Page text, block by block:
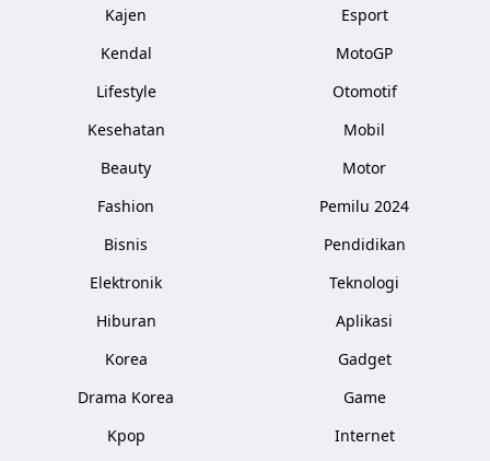
Kajen
Kendal
Lifestyle
Kesehatan
Beauty
Fashion
Bisnis
Elektronik
Hiburan
Korea
Drama Korea
Kpop
Esport
MotoGP
Otomotif
Mobil
Motor
Pemilu 2024
Pendidikan
Teknologi
Aplikasi
Gadget
Game
Internet